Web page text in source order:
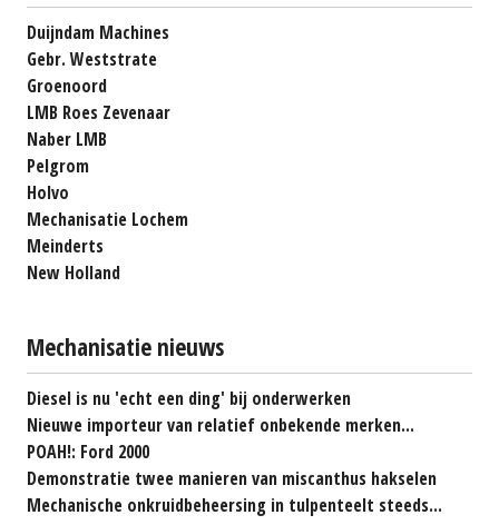
Duijndam Machines
Gebr. Weststrate
Groenoord
LMB Roes Zevenaar
Naber LMB
Pelgrom
Holvo
Mechanisatie Lochem
Meinderts
New Holland
Mechanisatie nieuws
Diesel is nu 'echt een ding' bij onderwerken
Nieuwe importeur van relatief onbekende merken...
POAH!: Ford 2000
Demonstratie twee manieren van miscanthus hakselen
Mechanische onkruidbeheersing in tulpenteelt steeds...